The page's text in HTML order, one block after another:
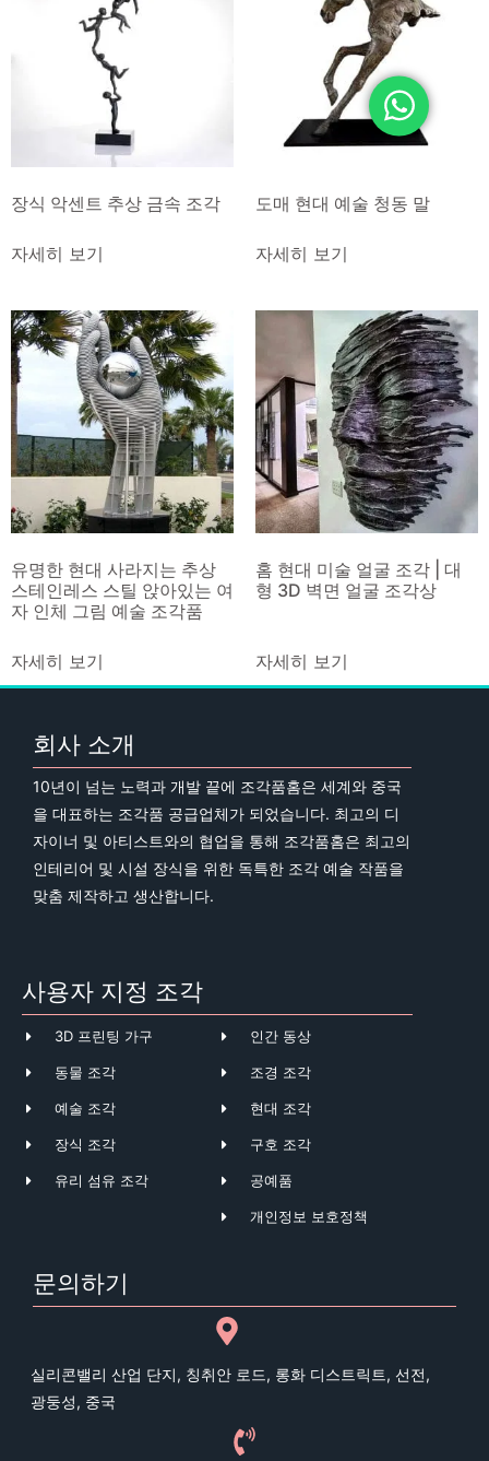
장식 악센트 추상 금속 조각
자세히 보기
도매 현대 예술 청동 말
자세히 보기
유명한 현대 사라지는 추상
스테인레스 스틸 앉아있는 여
자 인체 그림 예술 조각품
자세히 보기
홈 현대 미술 얼굴 조각 | 대
형 3D 벽면 얼굴 조각상
자세히 보기
회사 소개
10년이 넘는 노력과 개발 끝에 조각품홈은 세계와 중국
을 대표하는 조각품 공급업체가 되었습니다. 최고의 디
자이너 및 아티스트와의 협업을 통해 조각품홈은 최고의
인테리어 및 시설 장식을 위한 독특한 조각 예술 작품을
맞춤 제작하고 생산합니다.
사용자 지정 조각
3D 프린팅 가구
동물 조각
예술 조각
장식 조각
유리 섬유 조각
인간 동상
조경 조각
현대 조각
구호 조각
공예품
개인정보 보호정책
문의하기
실리콘밸리 산업 단지, 칭취안 로드, 롱화 디스트릭트, 선전,
광둥성, 중국